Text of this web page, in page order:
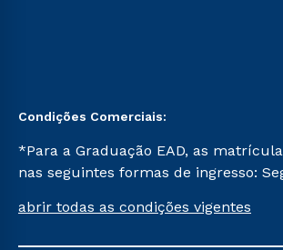
Condições Comerciais:
*Para a Graduação EAD, as
nas seguintes formas de ingresso:
Já para as demais, a taxa de
abrir todas as condições vigentes